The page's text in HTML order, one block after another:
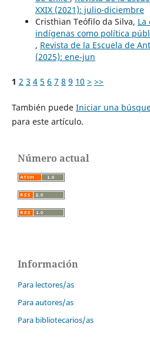
XXIX (2021): julio-diciembre
Cristhian Teófilo da Silva, La
indígenas como política
, Revista de la Escuela de
(2025): ene-jun
1 2 3 4 5 6 7 8 9 10 > >>
También puede Iniciar una
para este artículo.
Número actual
Información
Para lectores/as
Para autores/as
Para bibliotecarios/as